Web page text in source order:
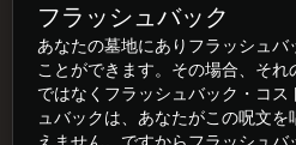
フラッシュバック
あなたの墓地にありフラッシュ
ことができます。その場合、そ
ではなくフラッシュバック・コ
ュバックは、あなたがこの呪文